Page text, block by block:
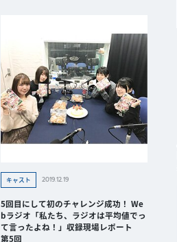
キャスト 2019.12.19
5回目にして初のチャレンジ成功！ We
bラジオ「私たち、ラジオは平均値でっ
て言ったよね！」収録現場レポート
第5回